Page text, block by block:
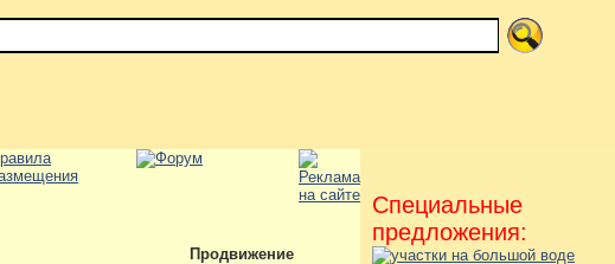
Продвижение
Специальные
предложения: